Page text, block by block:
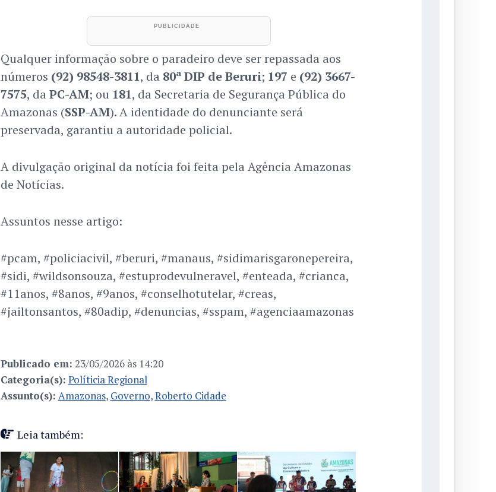
Qualquer informação sobre o paradeiro deve ser repassada aos
números (92) 98548-3811, da 80ª DIP de Beruri; 197 e (92) 3667-
7575, da PC-AM; ou 181, da Secretaria de Segurança Pública do
Amazonas (SSP-AM). A identidade do denunciante será
preservada, garantiu a autoridade policial.
A divulgação original da notícia foi feita pela Agência Amazonas
de Notícias.
Assuntos nesse artigo:
#pcam, #policiacivil, #beruri, #manaus, #sidimarisgaronepereira,
#sidi, #wildsonsouza, #estuprodevulneravel, #enteada, #crianca,
#11anos, #8anos, #9anos, #conselhotutelar, #creas,
#jailtonsantos, #80adip, #denuncias, #sspam, #agenciaamazonas
Publicado em: 23/05/2026 às 14:20
Categoria(s): Políticia Regional
Assunto(s): Amazonas, Governo,Roberto Cidade
Leia também: